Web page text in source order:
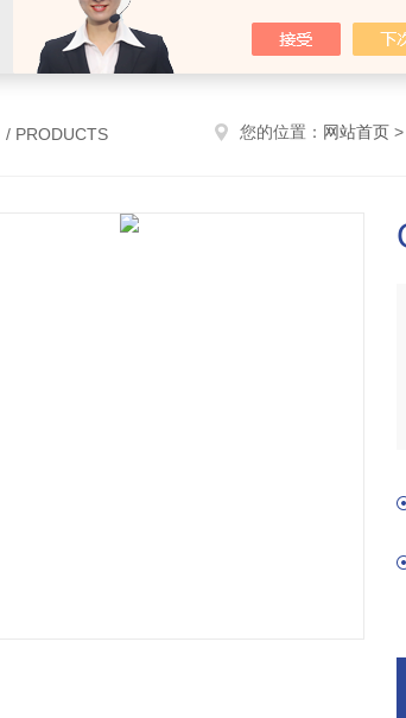
/ PRODUCTS 您的位置： 网站首页 >